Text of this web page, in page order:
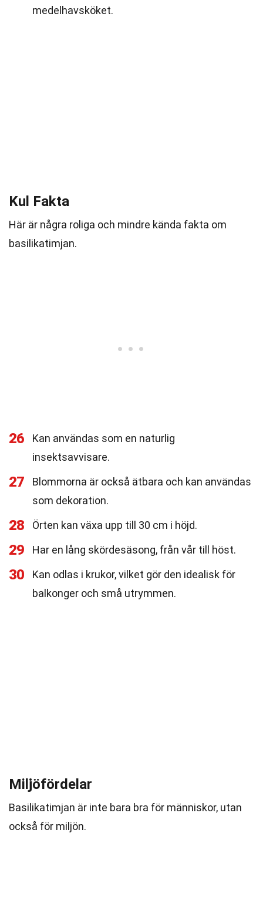
medelhavsköket.
Kul Fakta
Här är några roliga och mindre kända fakta om
basilikatimjan.
26
Kan användas som en naturlig
insektsavvisare.
27
Blommorna är också ätbara och kan användas
som dekoration.
28 Örten kan växa upp till 30 cm i höjd.
29 Har en lång skördesäsong, från vår till höst.
30
Kan odlas i krukor, vilket gör den idealisk för
balkonger och små utrymmen.
Miljöfördelar
Basilikatimjan är inte bara bra för människor, utan
också för miljön.